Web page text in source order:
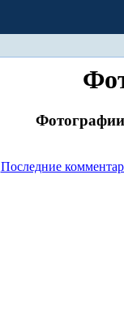
Последние